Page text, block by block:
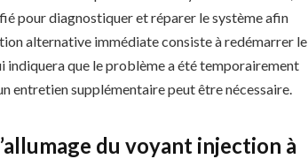
pour diagnostiquer et réparer le système afin
alternative immédiate consiste à redémarrer le
indiquera que le problème a été temporairement
entretien supplémentaire peut être nécessaire.
du voyant injection à